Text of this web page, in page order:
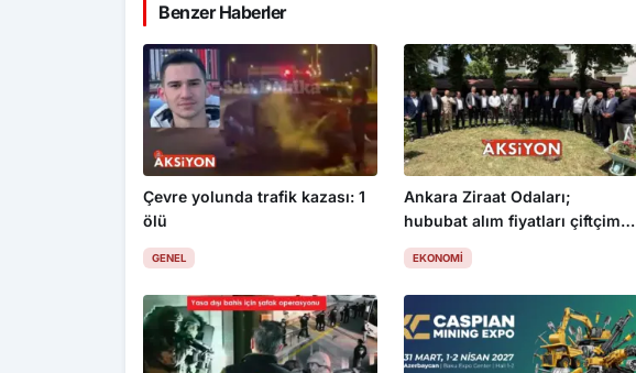
Benzer Haberler
Çevre yolunda trafik kazası: 1
ölü
GENEL
Ankara Ziraat Odaları;
hububat alım fiyatları çiftçimizi
üzdü
EKONOMI